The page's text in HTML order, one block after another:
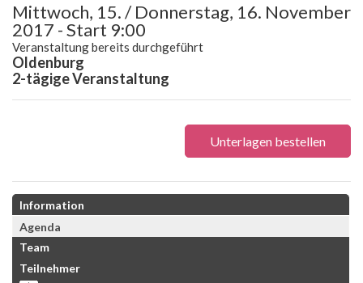
Mittwoch, 15. / Donnerstag, 16. November
2017 - Start 9:00
Veranstaltung bereits durchgeführt
Oldenburg
2-tägige Veranstaltung
Unterlagen bestellen
Information
Agenda
Team
Teilnehmer